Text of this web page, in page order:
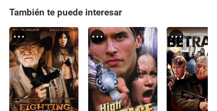
También te puede interesar